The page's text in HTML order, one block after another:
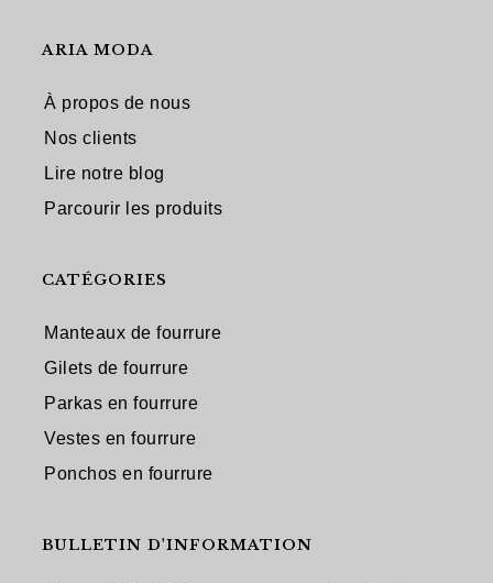
ARIA MODA
À propos de nous
Nos clients
Lire notre blog
Parcourir les produits
CATÉGORIES
Manteaux de fourrure
Gilets de fourrure
Parkas en fourrure
Vestes en fourrure
Ponchos en fourrure
BULLETIN D'INFORMATION